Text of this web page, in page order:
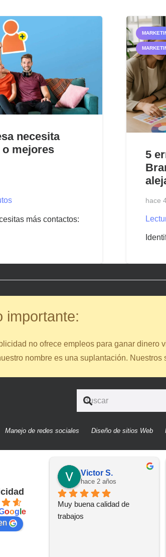
necesita
o mejores
más contactos:
5
hace
importante:
no ofrece empleos para ganar dinero
nombre es una suplantación.
Manejo de redes sociales Diseño de sitios Web
oog e
Victor S.
hace 2 años
Muy buena calidad de
trabajos